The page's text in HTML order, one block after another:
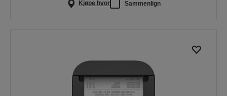
Kjøpe hvor Sammenlign